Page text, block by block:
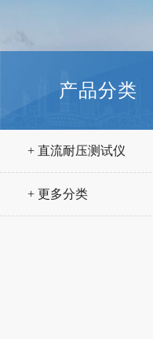
产品分类
+ 直流耐压测试仪
+ 更多分类